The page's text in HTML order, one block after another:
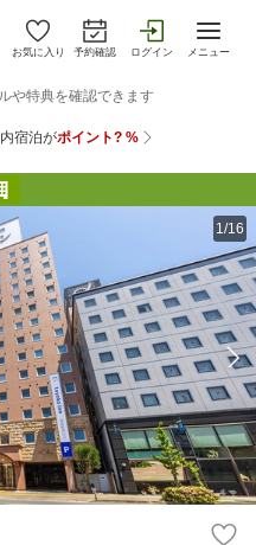
お気に入り 予約確認 ログイン メニュー
1/16